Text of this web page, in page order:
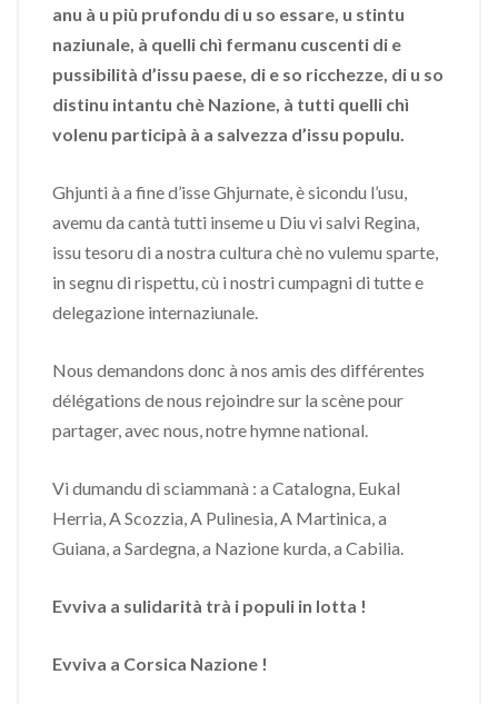
anu à u più prufondu di u so essare, u stintu
naziunale, à quelli chì fermanu cuscenti di e
pussibilità d’issu paese, di e so ricchezze, di u so
distinu intantu chè Nazione, à tutti quelli chì
volenu participà à a salvezza d’issu populu.
Ghjunti à a fine d’isse Ghjurnate, è sicondu l’usu,
avemu da cantà tutti inseme u Diu vi salvi Regina,
issu tesoru di a nostra cultura chè no vulemu sparte,
in segnu di rispettu, cù i nostri cumpagni di tutte e
delegazione internaziunale.
Nous demandons donc à nos amis des différentes
délégations de nous rejoindre sur la scène pour
partager, avec nous, notre hymne national.
Vi dumandu di sciammanà : a Catalogna, Eukal
Herria, A Scozzia, A Pulinesia, A Martinica, a
Guiana, a Sardegna, a Nazione kurda, a Cabilia.
Evviva a sulidarità trà i populi in lotta !
Evviva a Corsica Nazione !